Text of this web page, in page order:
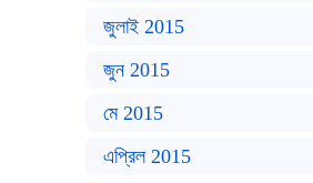
জুলাই 2015
জুন 2015
মে 2015
এপ্রিল 2015